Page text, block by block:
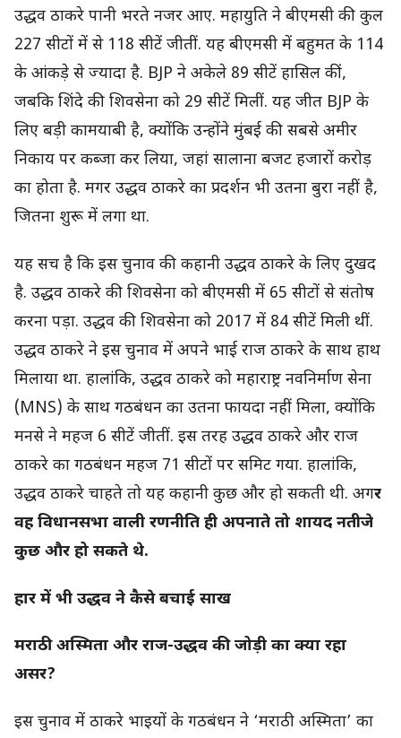
उद्धव ठाकरे पानी भरते नजर आए. महायुति ने बीएमसी की कुल
227 सीटों में से 118 सीटें जीतीं. यह बीएमसी में बहुमत के 114
के आंकड़े से ज्यादा है. BJP ने अकेले 89 सीटें हासिल कीं,
जबकि शिंदे की शिवसेना को 29 सीटें मिलीं. यह जीत BJP के
लिए बड़ी कामयाबी है, क्योंकि उन्होंने मुंबई की सबसे अमीर
निकाय पर कब्जा कर लिया, जहां सालाना बजट हजारों करोड़
का होता है. मगर उद्धव ठाकरे का प्रदर्शन भी उतना बुरा नहीं है,
जितना शुरू में लगा था.
यह सच है कि इस चुनाव की कहानी उद्धव ठाकरे के लिए दुखद
है. उद्धव ठाकरे की शिवसेना को बीएमसी में 65 सीटों से संतोष
करना पड़ा. उद्धव की शिवसेना को 2017 में 84 सीटें मिली थीं.
उद्धव ठाकरे ने इस चुनाव में अपने भाई राज ठाकरे के साथ हाथ
मिलाया था. हालांकि, उद्धव ठाकरे को महाराष्ट्र नवनिर्माण सेना
(MNS) के साथ गठबंधन का उतना फायदा नहीं मिला, क्योंकि
मनसे ने महज 6 सीटें जीतीं. इस तरह उद्धव ठाकरे और राज
ठाकरे का गठबंधन महज 71 सीटों पर समिट गया. हालांकि,
उद्धव ठाकरे चाहते तो यह कहानी कुछ और हो सकती थी. अगर
वह विधानसभा वाली रणनीति ही अपनाते तो शायद नतीजे
कुछ और हो सकते थे.
हार में भी उद्धव ने कैसे बचाई साख
मराठी अस्मिता और राज-उद्धव की जोड़ी का क्या रहा
असर?
इस चुनाव में ठाकरे भाइयों के गठबंधन ने ‘मराठी अस्मिता’ का